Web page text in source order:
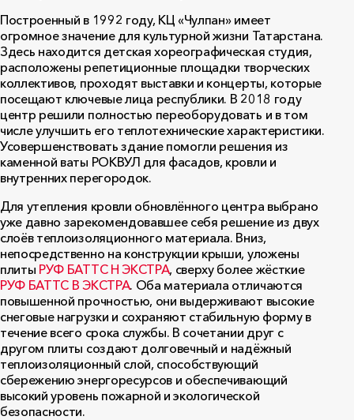
Построенный в 1992 году, КЦ «Чулпан» имеет
огромное значение для культурной жизни Татарстана.
Здесь находится детская хореографическая студия,
расположены репетиционные площадки творческих
коллективов, проходят выставки и концерты, которые
посещают ключевые лица республики. В 2018 году
центр решили полностью переоборудовать и в том
числе улучшить его теплотехнические характеристики.
Усовершенствовать здание помогли решения из
каменной ваты РОКВУЛ для фасадов, кровли и
внутренних перегородок.
Для утепления кровли обновлённого центра выбрано
уже давно зарекомендовавшее себя решение из двух
слоёв теплоизоляционного материала. Вниз,
непосредственно на конструкции крыши, уложены
плиты РУФ БАТТС Н ЭКСТРА, сверху более жёсткие
РУФ БАТТС В ЭКСТРА. Оба материала отличаются
повышенной прочностью, они выдерживают высокие
снеговые нагрузки и сохраняют стабильную форму в
течение всего срока службы. В сочетании друг с
другом плиты создают долговечный и надёжный
теплоизоляционный слой, способствующий
сбережению энергоресурсов и обеспечивающий
высокий уровень пожарной и экологической
безопасности.